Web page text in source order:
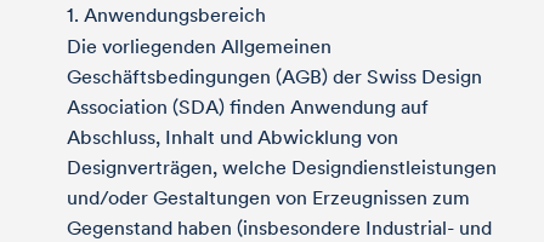
1. Anwendungsbereich
Die vorliegenden Allgemeinen
Geschäftsbedingungen (AGB) der Swiss Design
Association (SDA) finden Anwendung auf
Abschluss, Inhalt und Abwicklung von
Designverträgen, welche Designdienstleistungen
und/oder Gestaltungen von Erzeugnissen zum
Gegenstand haben (insbesondere Industrial- und